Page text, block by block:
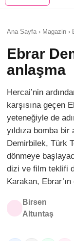
Ana Sayfa › Magazin ›
Ebrar
anlaşma
Hercai’nin
karşısına geçen
yeteneğiyle de
yıldıza bomba
Demirbilek, Türk
dönmeye
dizi ve film teklifi
Karakan,
Birsen
Altuntaş